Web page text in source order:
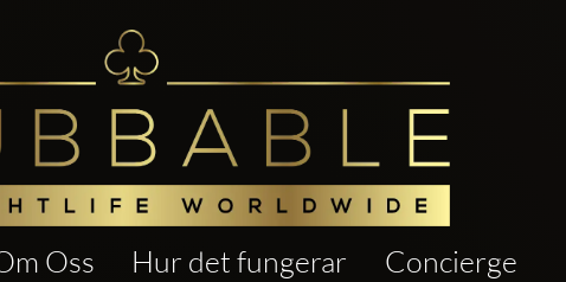
Oss Hur det fungerar Concierge